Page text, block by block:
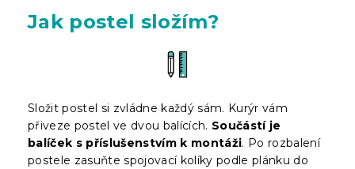
Jak postel složím?
Složit postel si zvládne každý sám. Kurýr vám
přiveze postel ve dvou balících. Součástí je
balíček s příslušenstvím k montáži. Po rozbalení
postele zasuňte spojovací kolíky podle plánku do